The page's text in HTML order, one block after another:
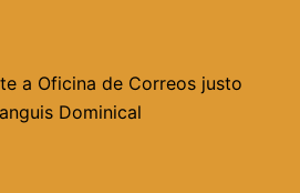
a Oficina de Correos justo
Dominical